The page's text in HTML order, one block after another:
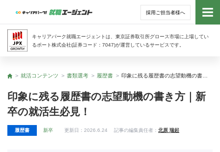
採用ご担当者様へ
キャリアパーク就職エージェントは、東京証券取引所グロース市場に上場してい
るポート株式会社(証券コード：7047)が運営しているサービスです。
トッ
トップ
就活コンテンツ 書類選考 履歴書
印象に残る履歴書の志望動機の書き方｜新
卒の就活生必見！
履歴書 新卒 更新日： 2026.6.24 記事の編集責任者： 北原 瑞起